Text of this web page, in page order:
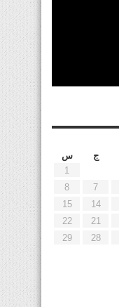
ج
س
1
7
8
14
15
21
22
28
29